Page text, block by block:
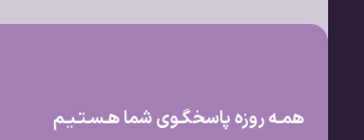
همـه روزه پاسخگـوی شما هـسـتـیـم